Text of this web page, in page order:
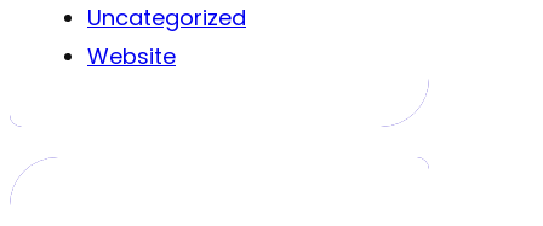
Uncategorized
Website